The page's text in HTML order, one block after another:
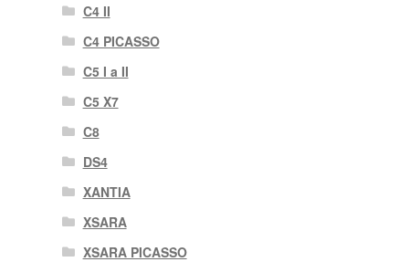
C4 II
C4 PICASSO
C5 I a II
C5 X7
C8
DS4
XANTIA
XSARA
XSARA PICASSO